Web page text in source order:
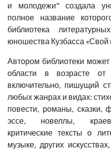
и молодежи" создала
полное название
библиотека
юношества Кузбасса «Свой
Автором библиотеки
области в возрасте
включительно, пишущий
любых жанрах и видах:
повести, романы, сказки,
эссе, новеллы,
критические тексты о
музыке, других